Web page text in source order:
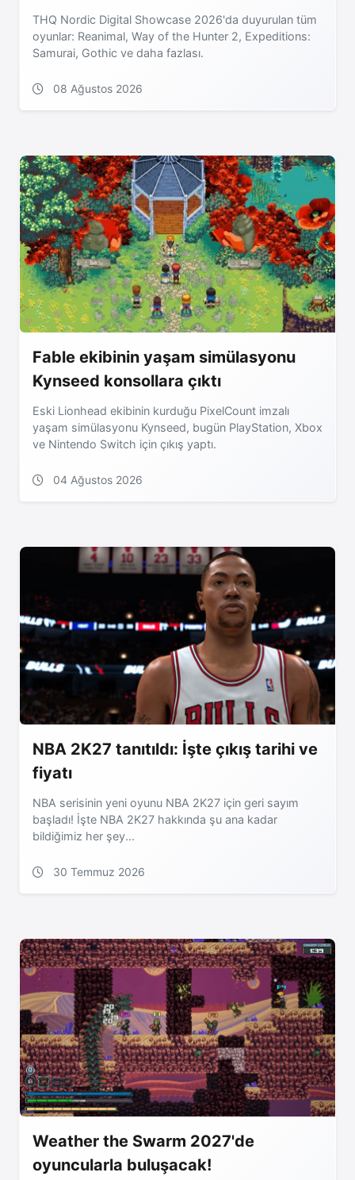
THQ Nordic Digital Showcase 2026'da duyurulan tüm
oyunlar: Reanimal, Way of the Hunter 2, Expeditions:
Samurai, Gothic ve daha fazlası.
08 Ağustos 2026
Fable ekibinin yaşam simülasyonu
Kynseed konsollara çıktı
Eski Lionhead ekibinin kurduğu PixelCount imzalı
yaşam simülasyonu Kynseed, bugün PlayStation, Xbox
ve Nintendo Switch için çıkış yaptı.
04 Ağustos 2026
NBA 2K27 tanıtıldı: İşte çıkış tarihi ve
fiyatı
NBA serisinin yeni oyunu NBA 2K27 için geri sayım
başladı! İşte NBA 2K27 hakkında şu ana kadar
bildiğimiz her şey...
30 Temmuz 2026
Weather the Swarm 2027'de
oyuncularla buluşacak!